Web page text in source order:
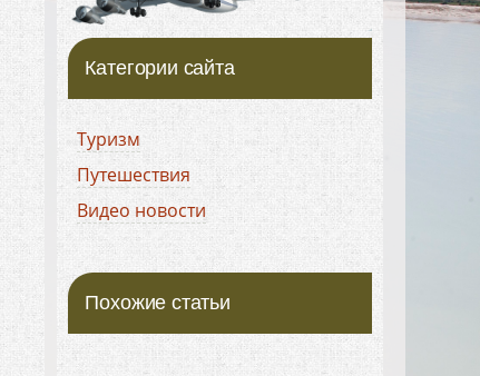
Категории сайта
Туризм
Путешествия
Видео новости
Похожие статьи